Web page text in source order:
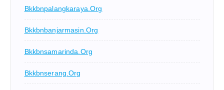
Bkkbnpalangkaraya.org
Bkkbnbanjarmasin.org
Bkkbnsamarinda.org
Bkkbnserang.org